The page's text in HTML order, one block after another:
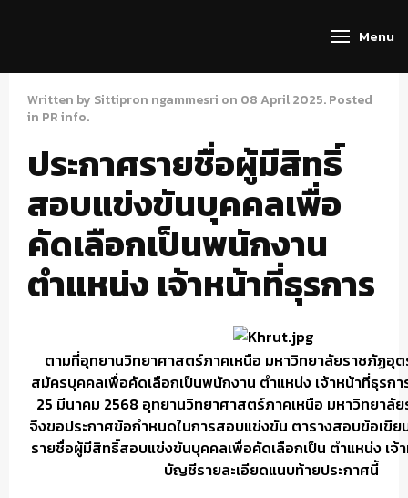
Menu
Written by Sittipron ngammesri on 08 April 2025. Posted
in PR info.
ประกาศรายชื่อผู้มีสิทธิ์
สอบแข่งขันบุคคลเพื่อ
คัดเลือกเป็นพนักงาน
ตำแหน่ง เจ้าหน้าที่ธุรการ
ตามที่อุทยานวิทยาศาสตร์ภาคเหนือ มหาวิทยาลัยราชภัฏอุ
สมัครบุคคลเพื่อคัดเลือกเป็นพนักงาน ตำแหน่ง เจ้าหน้าที่ธุรก
25 มีนาคม 2568 อุทยานวิทยาศาสตร์ภาคเหนือ มหาวิทยาลั
จึงขอประกาศข้อกำหนดในการสอบแข่งขัน ตารางสอบข้อเขี
รายชื่อผู้มีสิทธิ์สอบแข่งขันบุคคลเพื่อคัดเลือกเป็น ตำแหน่ง เจ้
บัญชีรายละเอียดแนบท้ายประกาศนี้